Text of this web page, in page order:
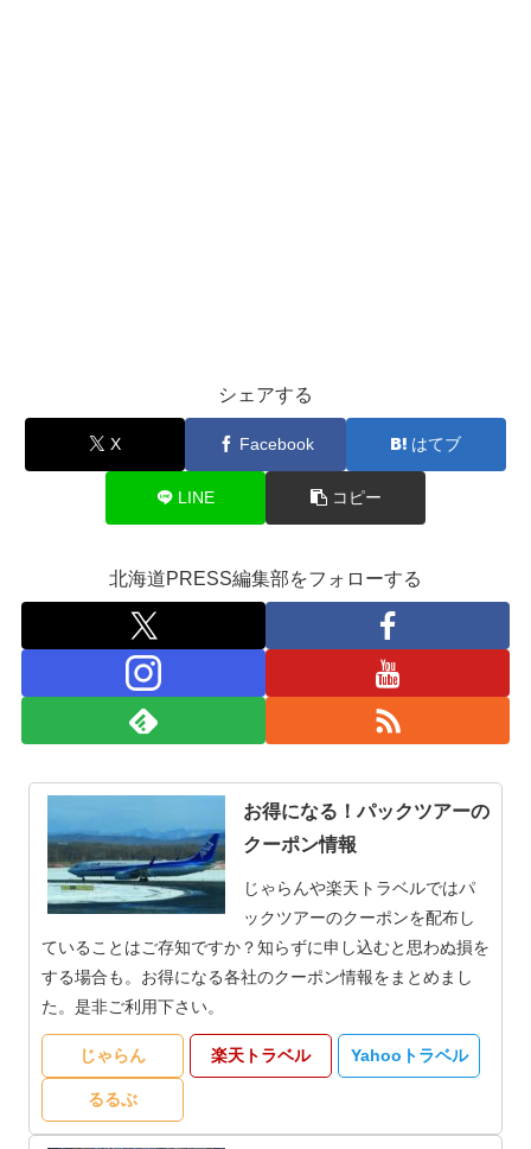
シェアする
X Facebook はてブ
LINE コピー
北海道PRESS編集部をフォローする
お得になる！パックツアーの
クーポン情報
じゃらんや楽天トラベルではパ
ックツアーのクーポンを配布し
ていることはご存知ですか？知らずに申し込むと思わぬ損を
する場合も。お得になる各社のクーポン情報をまとめまし
た。是非ご利用下さい。
じゃらん 楽天トラベル Yahooトラベル
るるぶ